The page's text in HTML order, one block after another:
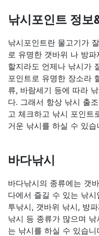
낚시포인트 정보
낚시포인트란 물고기가
로 유명한 갯바위 나 방
할지라도 언제나 낚시가
포인트로 유명한 장소라
류, 바람세기 등에 따라
다. 그래서 항상 낚시 출
고 체크하고 낚시 포인트
거운 낚시를 하실 수 있습
바다낚시
바다낚시의 종류에는 갯
다에서 즐길 수 있는 낚
투낚시, 갯바위 낚시, 방
낚시 등 종류가 많으며
는 낚시를 하실 수 있습